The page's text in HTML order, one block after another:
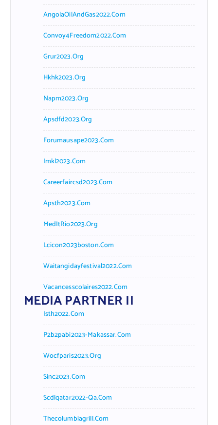
AngolaOilAndGas2022.com
Convoy4Freedom2022.com
Grur2023.org
Hkhk2023.org
Napm2023.org
Apsdfd2023.org
Forumausape2023.com
Imkl2023.com
Careerfaircsd2023.com
Apsth2023.com
MedItRio2023.org
Lcicon2023boston.com
Waitangidayfestival2022.com
Vacancesscolaires2022.com
MEDIA PARTNER II
Isth2022.com
P2b2pabi2023-Makassar.com
Wocfparis2023.org
Sinc2023.com
Scdlqatar2022-Qa.com
Thecolumbiagrill.com